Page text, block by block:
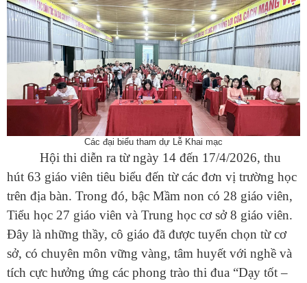
Các đại biểu tham dự Lễ Khai mạc
Hội thi diễn ra từ ngày 14 đến 17/4/2026, thu
hút 63 giáo viên tiêu biểu đến từ các đơn vị trường học
trên địa bàn. Trong đó, bậc Mầm non có 28 giáo viên,
Tiểu học 27 giáo viên và Trung học cơ sở 8 giáo viên.
Đây là những thầy, cô giáo đã được tuyển chọn từ cơ
sở, có chuyên môn vững vàng, tâm huyết với nghề và
tích cực hưởng ứng các phong trào thi đua “Dạy tốt –